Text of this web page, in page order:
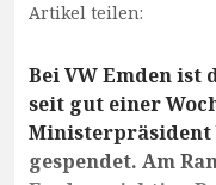
Artikel teilen:
Bei VW Emden ist
seit gut einer
Ministerpräsident
gespendet. Am